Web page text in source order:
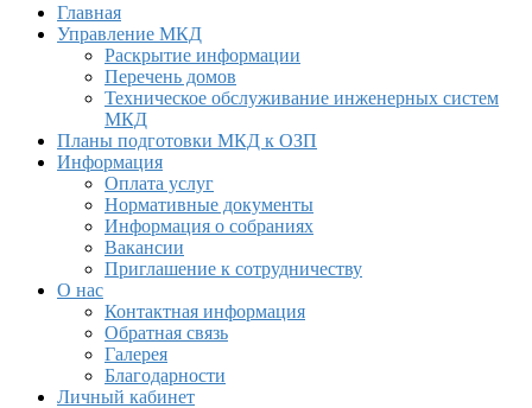
Главная
Управление МКД
Раскрытие информации
Перечень домов
Техническое обслуживание инженерных систем
МКД
Планы подготовки МКД к ОЗП
Информация
Оплата услуг
Нормативные документы
Информация о собраниях
Вакансии
Приглашение к сотрудничеству
О нас
Контактная информация
Обратная связь
Галерея
Благодарности
Личный кабинет